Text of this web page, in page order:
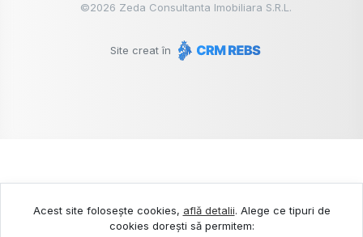
©2026 Zeda Consultanta Imobiliara S.R.L.
Site creat în
Acest site folosește cookies, află detalii. Alege ce tipuri de
cookies dorești să permitem: